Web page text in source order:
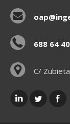
688 64
C/